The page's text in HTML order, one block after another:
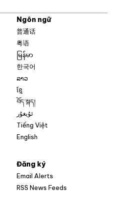
Ngôn ngữ
普通话
粤语
မြန်မာ
한국어
ລາວ
ខ្មែ
བོད་སྐད།
ئۇيغۇر
Tiếng Việt
English
Đăng ký
Email Alerts
RSS News Feeds